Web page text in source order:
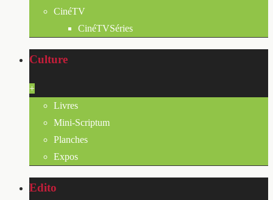
CinéTV
CinéTVSéries
Culture
+
Livres
Mini-Scriptum
Planches
Expos
Edito